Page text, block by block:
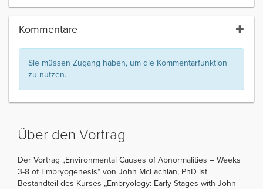
Kommentare
Sie müssen Zugang haben, um die Kommentarfunktion
zu nutzen.
Über den Vortrag
Der Vortrag „Environmental Causes of Abnormalities – Weeks
3-8 of Embryogenesis“ von John McLachlan, PhD ist
Bestandteil des Kurses „Embryology: Early Stages with John